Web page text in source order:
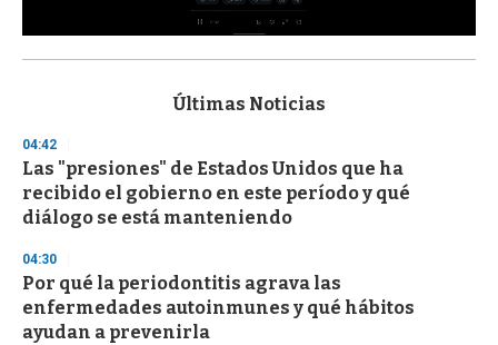
s
d
s
o
f
3
s
e
c
o
n
Últimas Noticias
04:42
Las "presiones" de Estados Unidos que ha
recibido el gobierno en este período y qué
diálogo se está manteniendo
04:30
Por qué la periodontitis agrava las
enfermedades autoinmunes y qué hábitos
ayudan a prevenirla